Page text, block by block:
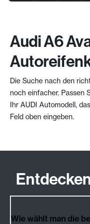
Audi A6
Die Suche nach den
noch einfacher. Passen
Ihr AUDI Automodell,
Feld oben eingeben.
Wie wählt man die